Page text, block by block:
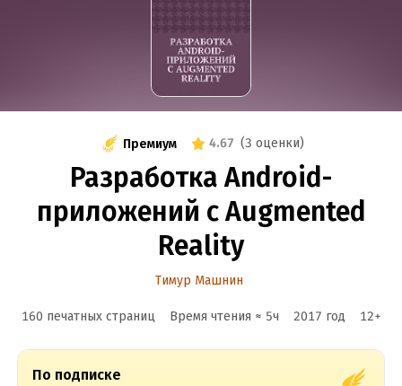
Премиум 4.67 (3 оценки)
Разработка Android-
приложений с Augmented
Reality
Тимур Машнин
160 печатных страниц Время чтения ≈ 5ч 2017 год 12+
По подписке